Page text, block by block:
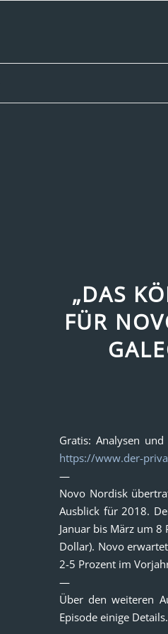
„DAS
FÜR
Gratis: Analysen
https://www.der-
—
Novo Nordisk
Ausblick für 2018.
Januar bis März um
Dollar). Novo
2-5 Prozent im
—
Über den weiteren
Episode einige Details.